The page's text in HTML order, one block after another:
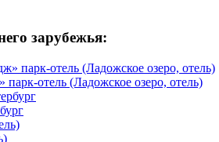
зарубежья:
отель (Ладожское озеро, отель)